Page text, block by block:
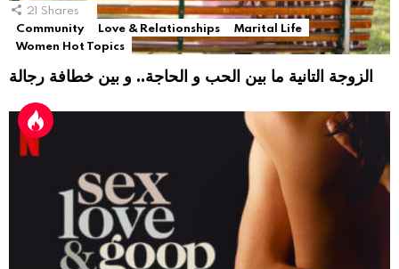
21 Shares
Community
Love & Relationships
Marital Life
Women Hot Topics
الزوجة التانية ما بين الحب و الحاجة.. و بين خطافة رجالة